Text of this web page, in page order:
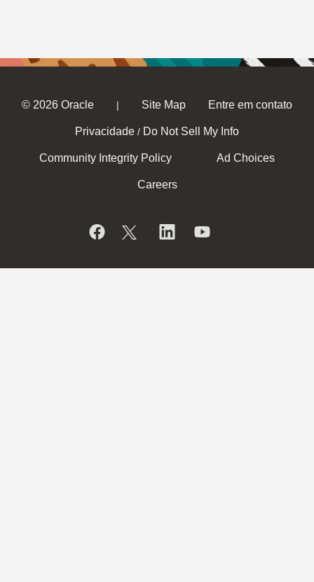
© 2026 Oracle | Site Map Entre em contato
Privacidade / Do Not Sell My Info
Community Integrity Policy Ad Choices
Careers